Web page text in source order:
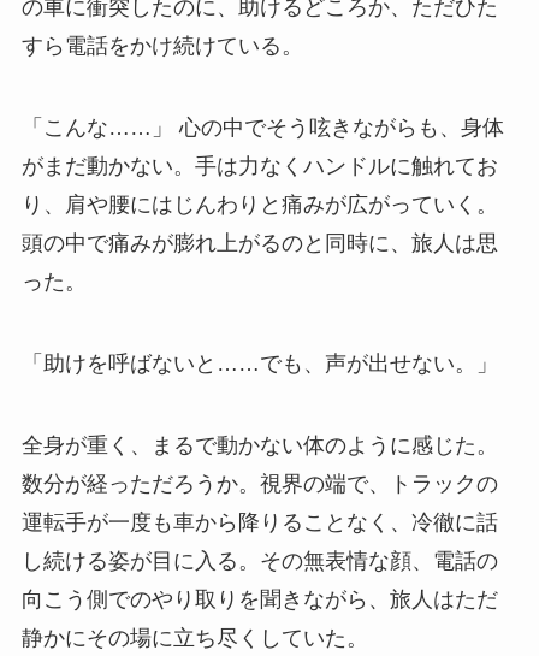
の車に衝突したのに、助けるどころか、ただひた
すら電話をかけ続けている。
「こんな……」 心の中でそう呟きながらも、身体
がまだ動かない。手は力なくハンドルに触れてお
り、肩や腰にはじんわりと痛みが広がっていく。
頭の中で痛みが膨れ上がるのと同時に、旅人は思
った。
「助けを呼ばないと……でも、声が出せない。」
全身が重く、まるで動かない体のように感じた。
数分が経っただろうか。視界の端で、トラックの
運転手が一度も車から降りることなく、冷徹に話
し続ける姿が目に入る。その無表情な顔、電話の
向こう側でのやり取りを聞きながら、旅人はただ
静かにその場に立ち尽くしていた。